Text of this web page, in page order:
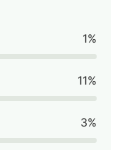
1%
11%
3%